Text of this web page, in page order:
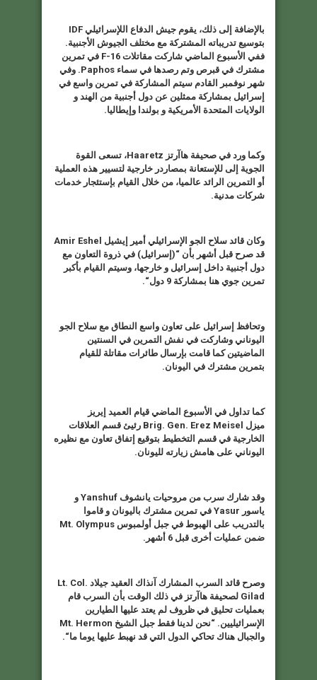
بالإضافة إلى ذلك، يقوم جيش الدفاع اللإسرائيلي
بتوسيع تدريباته المشتركة مع مختلف الجيوش الأجنبية.
ففي الأسبوع الماضي شاركت مقاتلات
في تمرين
مشترك في قبرص وتم رصدها في سماء
وفي
شهر نوفمبر القادم سيتم المشاركة في تمرين واسع في
إسرائيل بمشاركة ممثلين عن دول أجنبية من الهند و
الولايات المتحدة الأمريكية و بولندا وإيطاليا.
وكما ورد في صحيفة هاآرتز
، تسعى القوة
الجوية إلى للإستعانة بمصاردر خارجية لتسيير هذه العملية
أو التمرين الرائد عالميا، من خلال القيام بإستئجار خدمات
شركات مدنية.
وكان قائد سلاح الجو الإسرائيلي أمير إيشيل
قد صرح قبل أشهر بأن “(إسرائيل) في ذروة التعاون مع
دول أجنبية داخل إسرائيل و خارجها، وسيتم القيام بأكبر
تمرين جوي هنا بمشاركة 9 دول
“.
وتحافظ إسرائيل على تعاون واسع النطاق مع سلاح الجو
اليوناني وشاركت في نفش التمرين في السنتين
الماضيتين كما قامت بإرسال طائرات مقاتلة للقيام
بتمرين مشترك في اليونان.
كما تداول في الأسبوع الماضي قيام العميد إيريز
ميزل
رئيئ قسم العلاقات
الخارجية في قسم التخطيط بتوقيع إتفاق تعاون مع نظيره
اليوناني على هامش زيارته لليونان.
وقد شارك سرب من مروحيات يانشوف
و
ياسور
في تمرين مشترك باليونان و قاموا
بالتدريب على الهبوط في جبل أولمبوس
ضمن عمليات أخرى قبل 6 أشهر
.
وصرح قائد السرب المشارك آنذاك العقيد جيلاد Lt. Col.
Gilad لصحيفة هاآرتز في ذلك الوقت بأن السرب قام
بعمليات تحليق في ظروف لم يعتد عليها الطيارين
الإسرائيليين. “نحن لدينا فقط جبل الشيخ
والجبال هناك تحاكي الدول التي قد نهبط عليها يوما ما“.